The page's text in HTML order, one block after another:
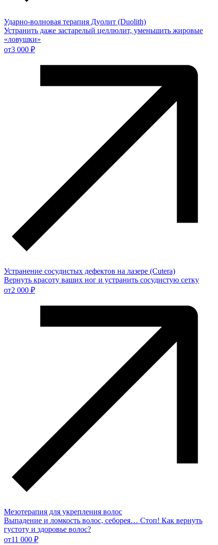
Ударно-волновая терапия Дуолит (Duolith)
Устранить даже застарелый целлюлит, уменьшить жировые
«ловушки»
от3 000 ₽
Устранение сосудистых дефектов на лазере (Cutera)
Вернуть красоту ваших ног и устранить сосудистую сетку
от2 000 ₽
Мезотерапия для укрепления волос
Выпадение и ломкость волос, себорея… Стоп! Как вернуть
густоту и здоровье волос?
от11 000 ₽